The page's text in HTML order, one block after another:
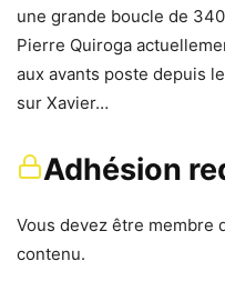
une grande boucle de
Pierre Quiroga
aux avants poste depuis
sur Xavier…
Adhésion
Vous devez être membre
contenu.